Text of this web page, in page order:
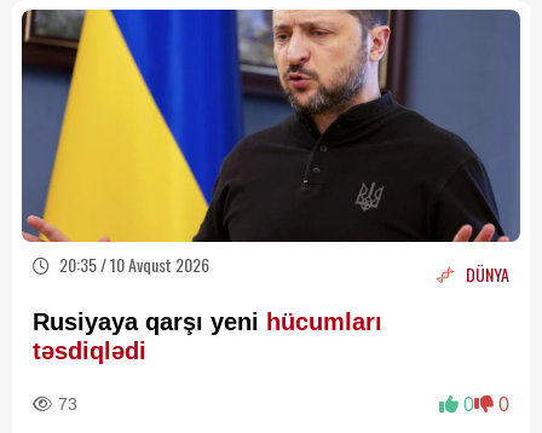
20:35 / 10 Avqust 2026 DÜNYA
Rusiyaya qarşı yeni hücumları
təsdiqlədi
73 0 0